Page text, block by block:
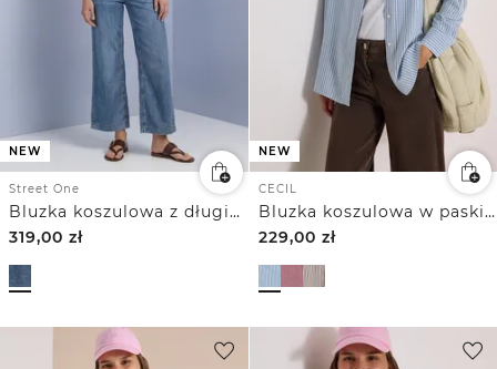
NEW
Street One
Bluzka koszulowa z długim rękawem i kieszeniami na piersi
319,00 zł
NEW
CECIL
Bluzka koszulowa w paski z długim rękawem
229,00 zł